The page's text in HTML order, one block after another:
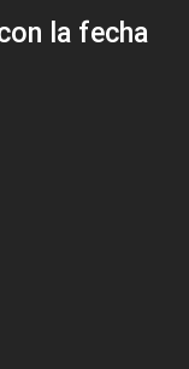
la fecha